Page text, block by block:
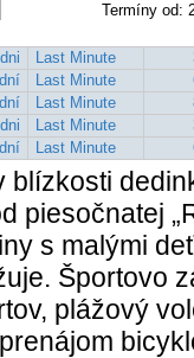
Termíny od:
Last Minute
Last Minute
Last Minute
Last Minute
Last Minute
blízkosti
piesočnatej
s malými
Športovo
plážový